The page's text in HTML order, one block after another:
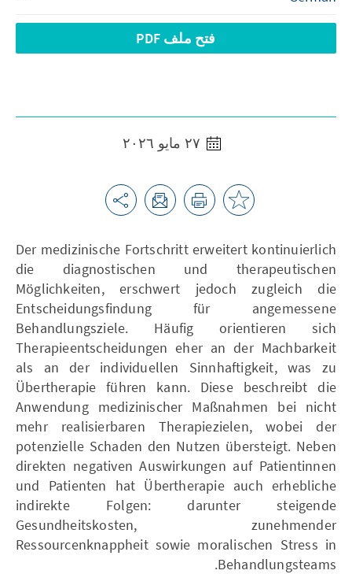
فتح ملف PDF
Der medizinische Fortschritt erweitert kontinuierlich
die diagnostischen und therapeutischen
Möglichkeiten, erschwert jedoch zugleich die
Entscheidungsfindung für angemessene
Behandlungsziele. Häufig orientieren sich
Therapieentscheidungen eher an der Machbarkeit
als an der individuellen Sinnhaftigkeit, was zu
Übertherapie führen kann. Diese beschreibt die
Anwendung medizinischer Maßnahmen bei nicht
mehr realisierbaren Therapiezielen, wobei der
potenzielle Schaden den Nutzen übersteigt. Neben
direkten negativen Auswirkungen auf Patientinnen
und Patienten hat Übertherapie auch erhebliche
indirekte Folgen: darunter steigende
Gesundheitskosten, zunehmender
Ressourcenknappheit sowie moralischen Stress in
Behandlungsteams.